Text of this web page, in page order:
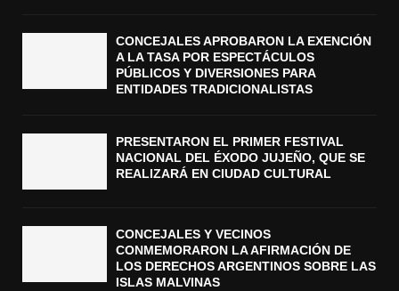
CONCEJALES APROBARON LA EXENCIÓN
A LA TASA POR ESPECTÁCULOS
PÚBLICOS Y DIVERSIONES PARA
ENTIDADES TRADICIONALISTAS
PRESENTARON EL PRIMER FESTIVAL
NACIONAL DEL ÉXODO JUJEÑO, QUE SE
REALIZARÁ EN CIUDAD CULTURAL
CONCEJALES Y VECINOS
CONMEMORARON LA AFIRMACIÓN DE
LOS DERECHOS ARGENTINOS SOBRE LAS
ISLAS MALVINAS